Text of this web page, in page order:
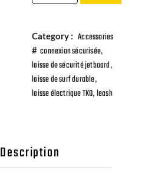
Category : Accessories
# connexion sécurisée,
laisse de sécurité jetboard,
laisse de surf durable,
laisse électrique TKO, leash
Description